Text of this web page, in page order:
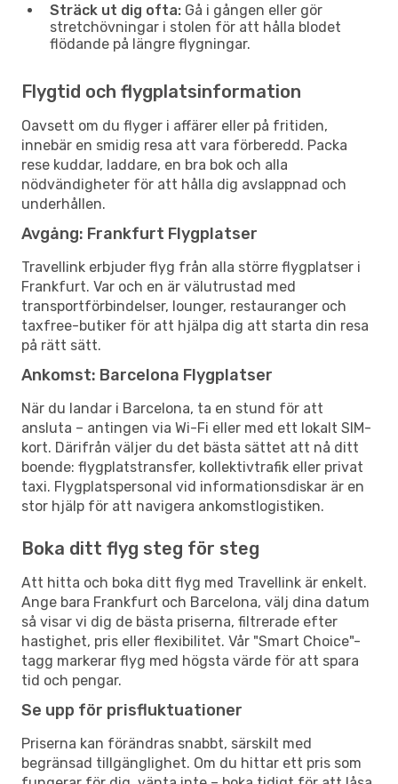
Sträck ut dig ofta: Gå i gången eller gör
stretchövningar i stolen för att hålla blodet
flödande på längre flygningar.
Flygtid och flygplatsinformation
Oavsett om du flyger i affärer eller på fritiden,
innebär en smidig resa att vara förberedd. Packa
rese kuddar, laddare, en bra bok och alla
nödvändigheter för att hålla dig avslappnad och
underhållen.
Avgång: Frankfurt Flygplatser
Travellink erbjuder flyg från alla större flygplatser i
Frankfurt. Var och en är välutrustad med
transportförbindelser, lounger, restauranger och
taxfree-butiker för att hjälpa dig att starta din resa
på rätt sätt.
Ankomst: Barcelona Flygplatser
När du landar i Barcelona, ta en stund för att
ansluta – antingen via Wi-Fi eller med ett lokalt SIM-
kort. Därifrån väljer du det bästa sättet att nå ditt
boende: flygplatstransfer, kollektivtrafik eller privat
taxi. Flygplatspersonal vid informationsdiskar är en
stor hjälp för att navigera ankomstlogistiken.
Boka ditt flyg steg för steg
Att hitta och boka ditt flyg med Travellink är enkelt.
Ange bara Frankfurt och Barcelona, välj dina datum
så visar vi dig de bästa priserna, filtrerade efter
hastighet, pris eller flexibilitet. Vår "Smart Choice"-
tagg markerar flyg med högsta värde för att spara
tid och pengar.
Se upp för prisfluktuationer
Priserna kan förändras snabbt, särskilt med
begränsad tillgänglighet. Om du hittar ett pris som